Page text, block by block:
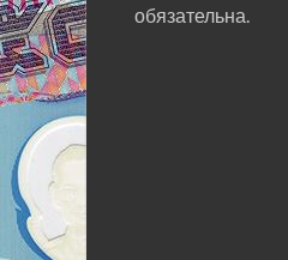
обязательна.